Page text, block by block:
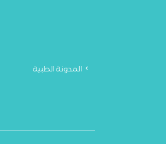
المدونة الطبية